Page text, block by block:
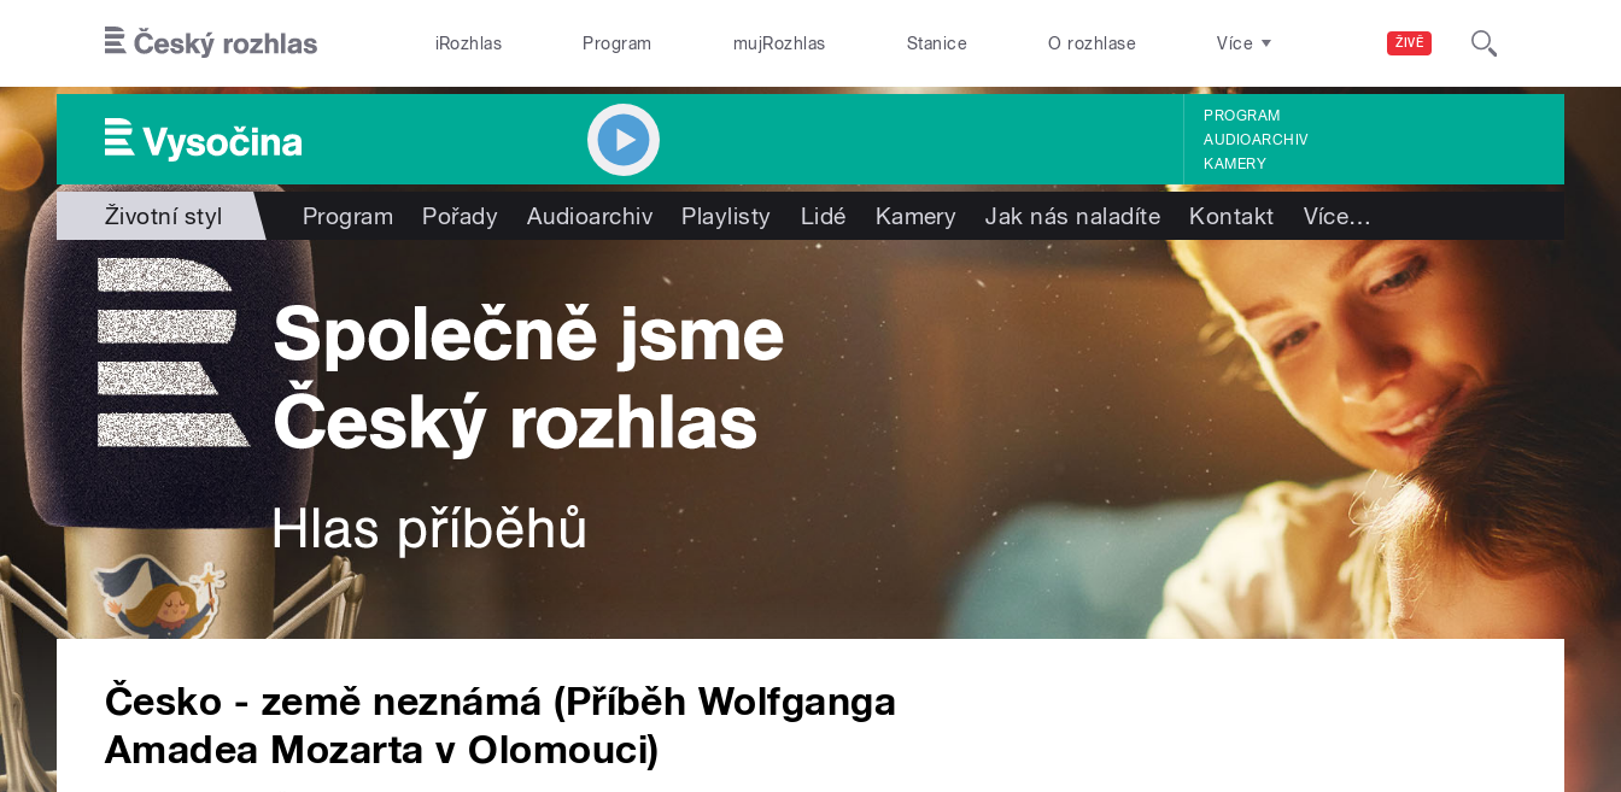
ŽIVĚ
iRozhlas Program mujRozhlas Stanice O rozhlase Více
PROGRAM
AUDIOARCHIV
KAMERY
Životní styl Program Pořady Audioarchiv Playlisty Lidé Kamery Jak nás naladíte Kontakt Více…
Česko - země neznámá (Příběh Wolfganga
Amadea Mozarta v Olomouci)